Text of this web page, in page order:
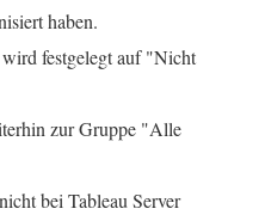
haben.
festgelegt auf "Nicht
zur Gruppe "Alle
bei Tableau Server